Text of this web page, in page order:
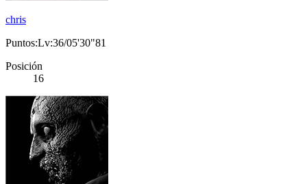
chris
Puntos:Lv:36/05'30"81
Posición
16